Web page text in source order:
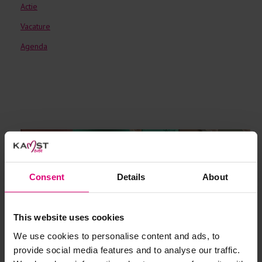
Consent Details About
This website uses cookies
We use cookies to personalise content and ads, to
provide social media features and to analyse our traffic.
Actie
Vacature
Agenda